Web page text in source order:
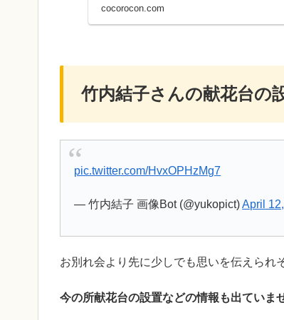
cocorocon.com
竹内結子さんの献花台の
pic.twitter.com/HvxOPHzMg7
— 竹内結子 画像Bot (@yukopict)April
お別れ会より先に少しでも思いを伝えられ
今の所献花台の設置などの情報も出ていま